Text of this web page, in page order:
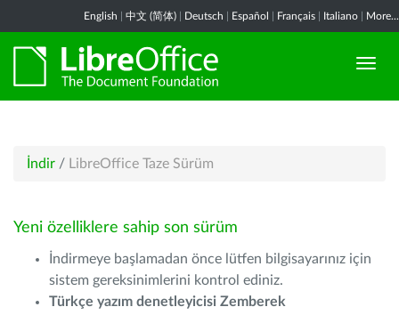
English 中文 (简体) Deutsch Español Français Italiano More...
İndir / LibreOffice Taze Sürüm
Yeni özelliklere sahip son sürüm
İndirmeye başlamadan önce lütfen bilgisayarınız için
sistem gereksinimlerini kontrol ediniz.
Türkçe yazım denetleyicisi Zemberek